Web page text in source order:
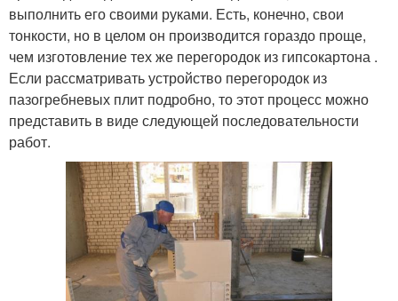
выполнить его своими руками. Есть, конечно, свои
тонкости, но в целом он производится гораздо проще,
чем изготовление тех же перегородок из гипсокартона .
Если рассматривать устройство перегородок из
пазогребневых плит подробно, то этот процесс можно
представить в виде следующей последовательности
работ.